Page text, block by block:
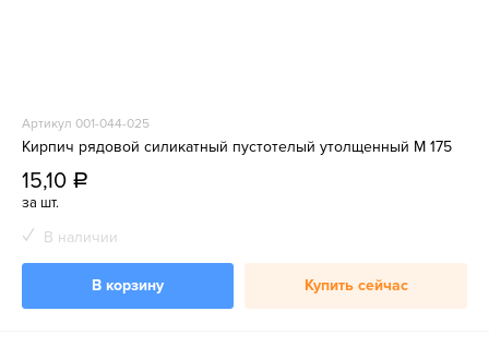
Артикул 001-044-025
Кирпич рядовой силикатный пустотелый утолщенный М 175
15,10 a
за шт.
В наличии
В корзину Купить сейчас